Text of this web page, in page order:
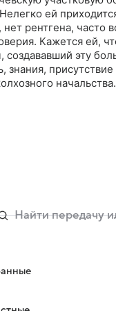
ей
нет рентгена, часто
Кажется ей,
создававший эту
знания,